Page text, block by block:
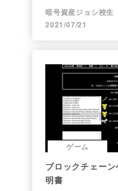
暗号資産ジョシ校
2021/07/21
ゲーム
ブロックチェー
明書